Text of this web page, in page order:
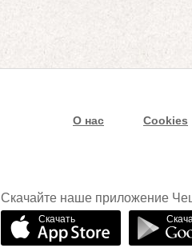
О нас Cookies
Скачайте наше приложение
Скачать